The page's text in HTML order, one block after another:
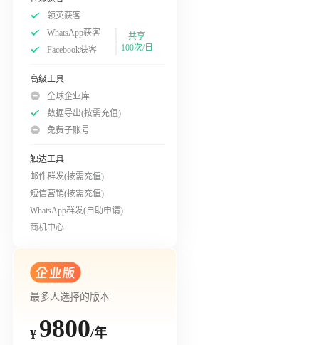
领英获客
WhatsApp获客
Facebook获客
共享
100次/日
高级工具
全球企业库
数据导出(按需充值)
免费子账号
触达工具
邮件群发(按需充值)
短信营销(按需充值)
WhatsApp群发(自助申请)
商机中心
最多人选择的版本
¥ 9800/年